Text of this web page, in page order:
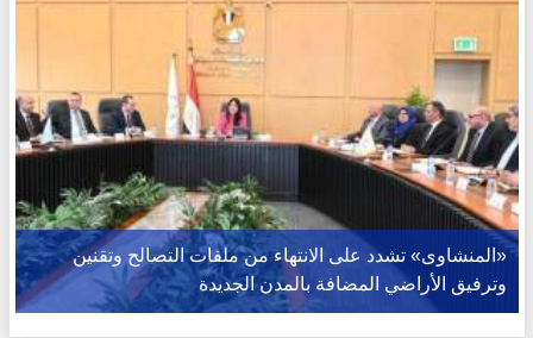
«المنشاوى» تشدد على الانتهاء من ملفات التصالح وتقنين
وترفيق الأراضي المضافة بالمدن الجديدة